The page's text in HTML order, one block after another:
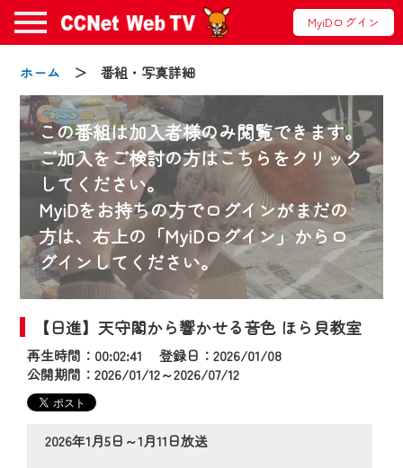
MyiDログイン
ホーム ＞ 番組・写真詳細
この番組は加入者様のみ閲覧できます。
ご加入をご検討の方はこちらをクリック
してください。
MyiDをお持ちの方でログインがまだの
方は、右上の「MyiDログイン」からロ
グインしてください。
【日進】天守閣から響かせる音色 ほら貝教室
再生時間：00:02:41 登録日：2026/01/08
公開期間：2026/01/12～2026/07/12
2026年1月5日～1月11日放送
お知らせ
2024/09/02
動画配信サービス『CCNet Web TV』は2024
年9月24日からリニューアルします！
【変更点】
◆デザイン変更により、お住まいの地域
の動画コンテンツが一目瞭然。
◆当社アプリやＰＣブラウザから、いつ
でも・どこでも・外出先でも！